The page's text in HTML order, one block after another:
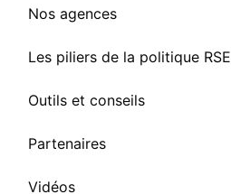
Nos agences
Les piliers de la politique RSE
Outils et conseils
Partenaires
Vidéos